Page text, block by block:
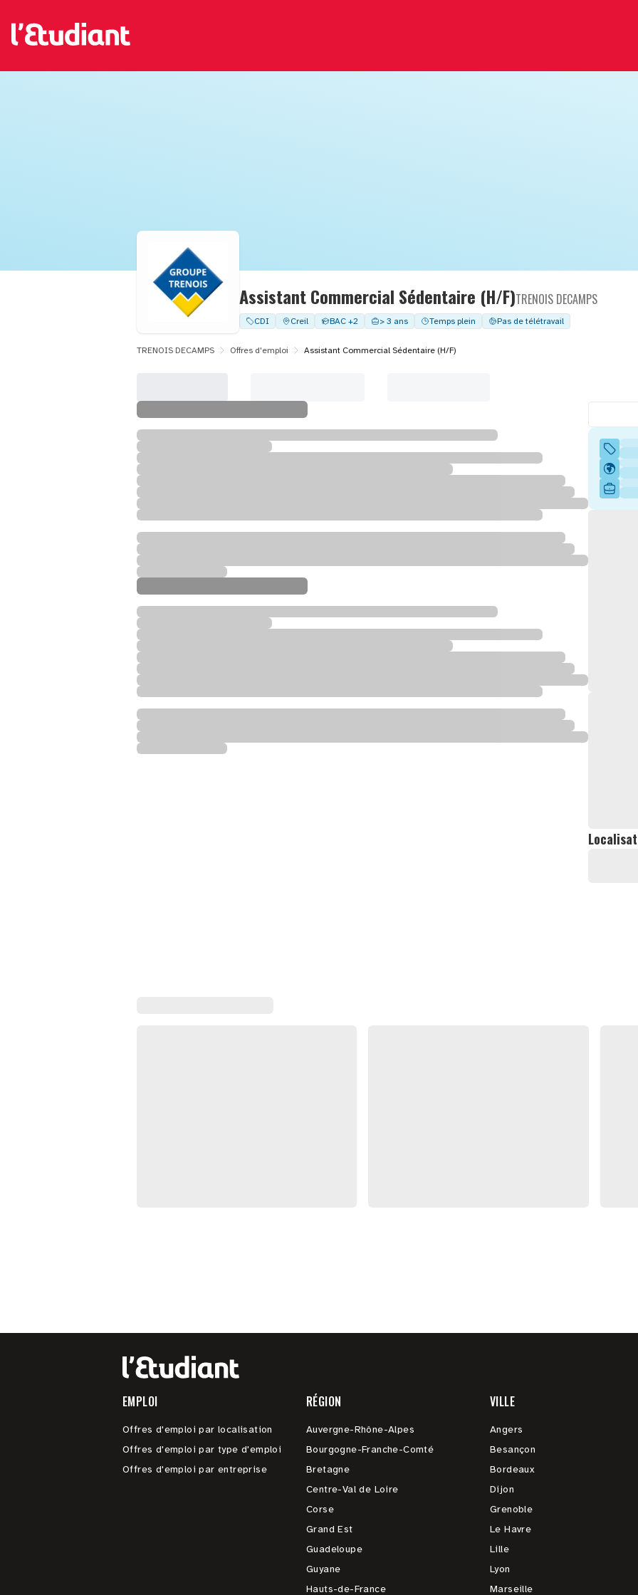
Assistant Commercial Sédentaire (H/F)TRENOIS DECAMPS
CDI Creil BAC +2 > 3 ans Temps plein Pas de télétravail
TRENOIS DECAMPS Offres d'emploi Assistant Commercial Sédentaire (H/F)
EMPLOI
Offres d'emploi par localisation
Offres d'emploi par type d'emploi
Offres d'emploi par entreprise
RÉGION
Auvergne-Rhône-Alpes
Bourgogne-Franche-Comté
Bretagne
Centre-Val de Loire
Corse
Grand Est
Guadeloupe
Guyane
Hauts-de-France
VILLE
Angers
Besançon
Bordeaux
Dijon
Grenoble
Le Havre
Lille
Lyon
Marseille